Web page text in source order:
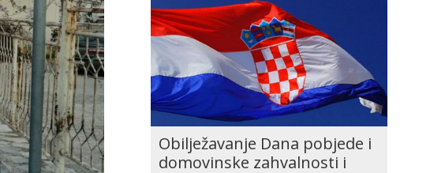
Obilježavanje Dana pobjede i
domovinske zahvalnosti i